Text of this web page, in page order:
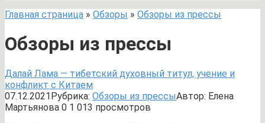
Главная страница » Обзоры » Обзоры из прессы
Обзоры из прессы
Далай Лама — тибетский духовный титул, учение и
конфликт с Китаем
07.12.2021Рубрика: Обзоры из прессыАвтор: Елена
Мартьянова 0 1 013 просмотров